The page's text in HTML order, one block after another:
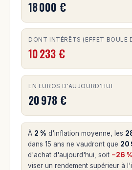
18 000 €
DONT INTÉRÊTS (EFFET BOULE
10 233 €
EN EUROS D'AUJOURD'HUI
20 978 €
À 2 % d'inflation moyenne, les
dans 15 ans ne vaudront que 20
d'achat d'aujourd'hui, soit −26 %
viser un rendement supérieur à